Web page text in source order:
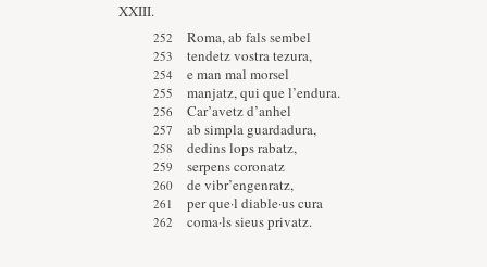
XXIII.
Roma, ab fals sembel
tendetz vostra tezura,
e man mal morsel
manjatz, qui que l’endura.
Car’avetz d’anhel
ab simpla guardadura,
dedins lops rabatz,
serpens coronatz
de vibr’engenratz,
per que·l diable·us cura
coma·ls sieus privatz.